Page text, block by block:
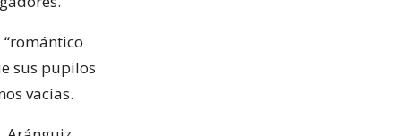
sus pupilos
vacías.